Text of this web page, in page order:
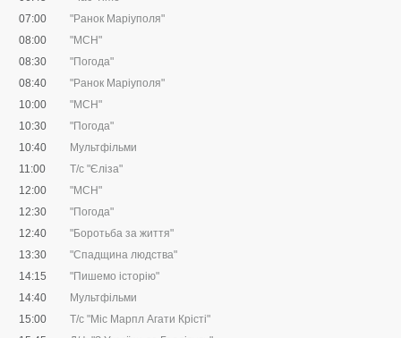
07:00
"Ранок Маріуполя"
08:00
"МСН"
08:30
"Погода"
08:40
"Ранок Маріуполя"
10:00
"МСН"
10:30
"Погода"
10:40
Мультфільми
11:00
Т/с "Єліза"
12:00
"МСН"
12:30
"Погода"
12:40
"Боротьба за життя"
13:30
"Спадщина людства"
14:15
"Пишемо історію"
14:40
Мультфільми
15:00
Т/с "Міс Марпл Агати Крісті"